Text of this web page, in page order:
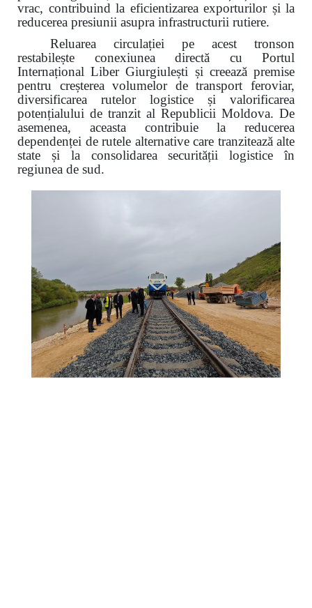
vrac, contribuind la eficientizarea exporturilor și la
reducerea presiunii asupra infrastructurii rutiere.
Reluarea circulației pe acest tronson
restabilește conexiunea directă cu Portul
Internațional Liber Giurgiulești și creează premise
pentru creșterea volumelor de transport feroviar,
diversificarea rutelor logistice și valorificarea
potențialului de tranzit al Republicii Moldova. De
asemenea, aceasta contribuie la reducerea
dependenței de rutele alternative care tranzitează alte
state și la consolidarea securității logistice în
regiunea de sud.